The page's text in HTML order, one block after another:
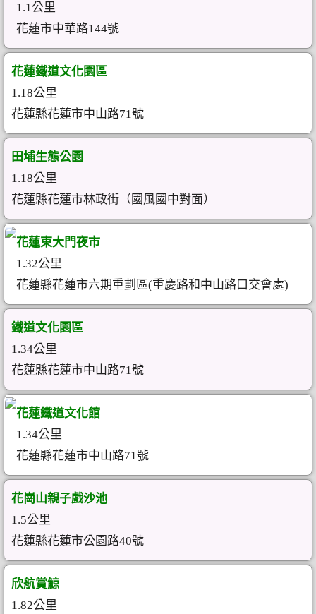
1.1公里
花蓮市中華路144號
花蓮鐵道文化園區
1.18公里
花蓮縣花蓮市中山路71號
田埔生態公園
1.18公里
花蓮縣花蓮市林政街（國風國中對面）
花蓮東大門夜市
1.32公里
花蓮縣花蓮市六期重劃區(重慶路和中山路口交會處)
鐵道文化園區
1.34公里
花蓮縣花蓮市中山路71號
花蓮鐵道文化館
1.34公里
花蓮縣花蓮市中山路71號
花崗山親子戲沙池
1.5公里
花蓮縣花蓮市公園路40號
欣航賞鯨
1.82公里